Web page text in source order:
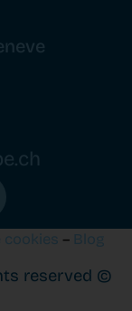
cookies – Blog
reserved ©